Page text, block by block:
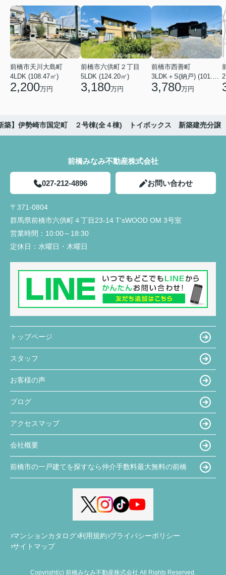
前橋市天川大島町
4LDK (108.47㎡)
2,200万円
前橋市六供町２丁目
5LDK (124.20㎡)
3,180万円
前橋市西善町
3,780万円
築】伊勢崎市国定町 ２号棟(全４棟) トイボックス 新築建売分譲
前橋みなみ不動産株式会社
027-212-4896 お問い合わせ
〒371-0804
群馬県前橋市六供町４丁目23‐14 T'sWOOD OM 3号室
営業時間： 10:00～18:30
定休日： 水曜日・木曜日
トップページ
スタッフ
お客様の声
ブログ
アクセスマップ
会社概要
前橋市の一戸建てを探すなら仲介手数料最大無料の前橋
マンションカタログ 利用規約 プライバシーポリシー
サイトマップ
Copyright(c) 前橋みなみ不動産株式会社 All Rights Reserved.